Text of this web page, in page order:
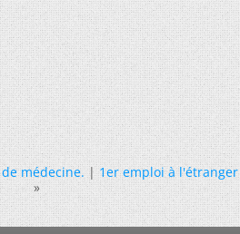
médecine.|1er emploi à l'étranger
»